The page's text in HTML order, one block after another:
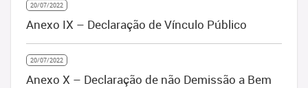
20/07/2022
Anexo IX – Declaração de Vínculo Público
20/07/2022
Anexo X – Declaração de não Demissão a Bem